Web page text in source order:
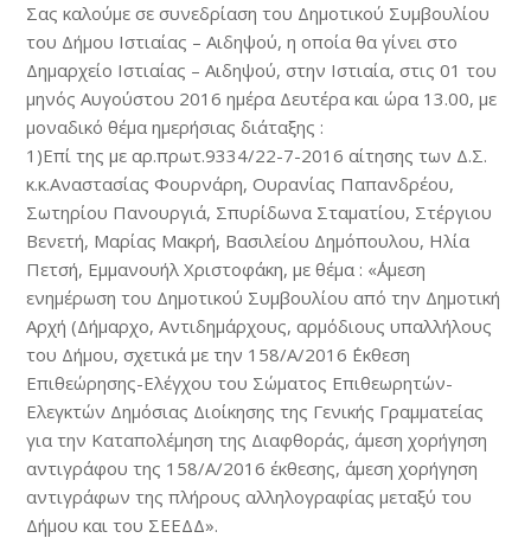
Σας καλούμε σε συνεδρίαση του Δημοτικού Συμβουλίου
του Δήμου Ιστιαίας – Αιδηψού, η οποία θα γίνει στο
Δημαρχείο Ιστιαίας – Αιδηψού, στην Ιστιαία, στις 01 του
μηνός Αυγούστου 2016 ημέρα Δευτέρα και ώρα 13.00, με
μοναδικό θέμα ημερήσιας διάταξης :
1)Επί της με αρ.πρωτ.9334/22-7-2016 αίτησης των Δ.Σ.
κ.κ.Αναστασίας Φουρνάρη, Ουρανίας Παπανδρέου,
Σωτηρίου Πανουργιά, Σπυρίδωνα Σταματίου, Στέργιου
Βενετή, Μαρίας Μακρή, Βασιλείου Δημόπουλου, Ηλία
Πετσή, Εμμανουήλ Χριστοφάκη, με θέμα : «΄Αμεση
ενημέρωση του Δημοτικού Συμβουλίου από την Δημοτική
Αρχή (Δήμαρχο, Αντιδημάρχους, αρμόδιους υπαλλήλους
του Δήμου, σχετικά με την 158/Α/2016 ΄Εκθεση
Επιθεώρησης-Ελέγχου του Σώματος Επιθεωρητών-
Ελεγκτών Δημόσιας Διοίκησης της Γενικής Γραμματείας
για την Καταπολέμηση της Διαφθοράς, άμεση χορήγηση
αντιγράφου της 158/Α/2016 έκθεσης, άμεση χορήγηση
αντιγράφων της πλήρους αλληλογραφίας μεταξύ του
Δήμου και του ΣΕΕΔΔ».